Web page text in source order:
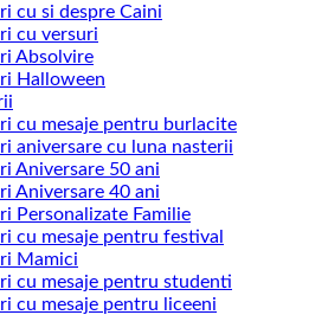
cu si despre Caini
cu versuri
Absolvire
Halloween
cu mesaje pentru burlacite
aniversare cu luna nasterii
Aniversare 50 ani
Aniversare 40 ani
Personalizate Familie
cu mesaje pentru festival
Mamici
cu mesaje pentru studenti
cu mesaje pentru liceeni